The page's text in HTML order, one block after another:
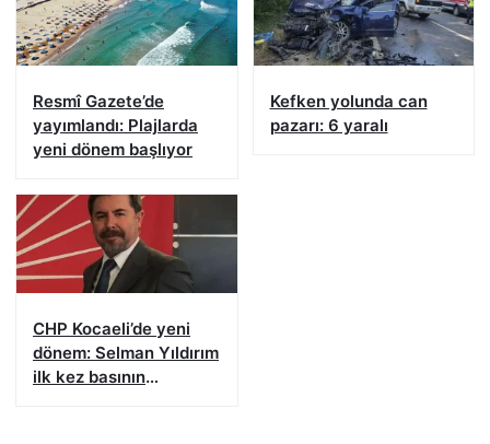
Resmî Gazete’de
yayımlandı: Plajlarda
yeni dönem başlıyor
Kefken yolunda can
pazarı: 6 yaralı
CHP Kocaeli’de yeni
dönem: Selman Yıldırım
ilk kez basının